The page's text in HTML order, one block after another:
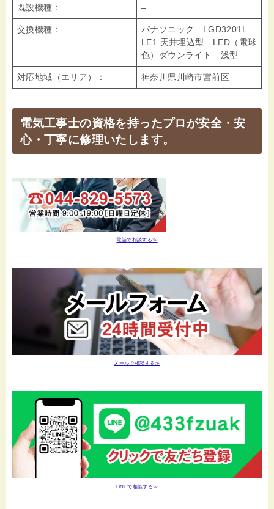
既設機種： –
交換機種：
パナソニック LGD3201L
LE1 天井埋込型 LED（電球
色）ダウンライト 浅型
対応地域（エリア）： 神奈川県川崎市宮前区
電気工事士の資格を持ったプロが安全・安
心・丁寧に修理いたします。
電話で相談する≫
メールで相談する≫
LINEで相談する≫